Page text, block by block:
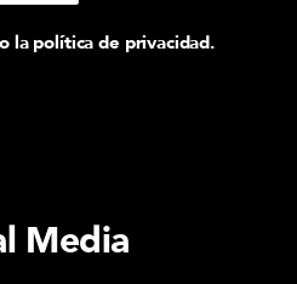
la política de privacidad.
Media